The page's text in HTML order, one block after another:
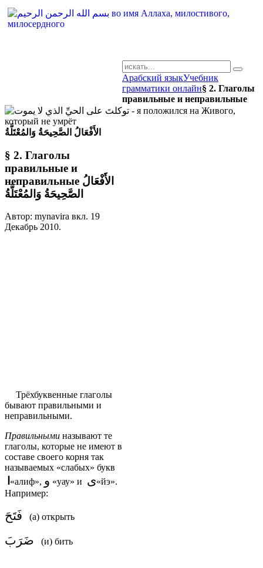
Арабский языкУчебник
грамматики онлайн§ 2. Глаголы
правильные и неправильные
الأَفْعَالُ الصَّحِيحَةُ وَالمُعْتَلَّةُ
§ 2. Глаголы
правильные и
неправильные الأَفْعَالُ
الصَّحِيحَةُ وَالمُعْتَلَّةُ
Автор: mynavira вкл. 19
Декабрь 2010.
Трёхбуквенные глаголы
бывают правильными и
неправильными.
Правильными называют те
глаголы, которые не имеют в
составе своего корня так
называемых «слабых» букв
«алиф», و «уау» и ى«йэ».
Например:
فَتَحَ (а) открыть
ضَرَبَ (и) бить